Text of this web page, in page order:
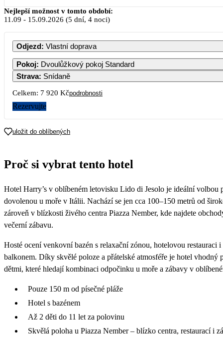
Září 2026
PO ÚT ST ČT PÁ SO
1
5 080
2
5 080
3 4 5
7 8 9 10 11 12
3 960 3 960 3 960 3 960 3 960 3 960 3
28 29 30
Nejlepší možnost v tomto období:
11.09 - 15.09.2026 (5 dní, 4 noci)
Odjezd: Vlastní doprava
Pokoj: Dvoulůžkový pokoj Standard
Strava: Snídaně
Celkem: 7 920 Kčpodrobnosti
Rezervujte
uložit do oblíbených
Proč si vybrat tento hotel
Hotel Harry’s v oblíbeném letovisku Lido di Jesolo je ideální volbou
dovolenou u moře v Itálii. Nachází se jen cca 100–150 metrů od
zároveň v blízkosti živého centra Piazza Nember, kde najdete
večerní zábavu.
Hosté ocení venkovní bazén s relaxační zónou, hotelovou restauraci
balkonem. Díky skvělé poloze a přátelské atmosféře je hotel vhodný
dětmi, které hledají kombinaci odpočinku u moře a zábavy v
Pouze 150 m od písečné pláže
Hotel s bazénem
Až 2 děti do 11 let za polovinu
Skvělá poloha u Piazza Nember – blízko centra, restaurací i